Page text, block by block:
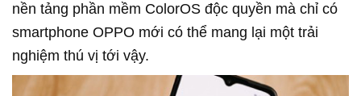
nền tảng phần mềm ColorOS độc quyền mà chỉ có
smartphone OPPO mới có thể mang lại một trải
nghiệm thú vị tới vậy.